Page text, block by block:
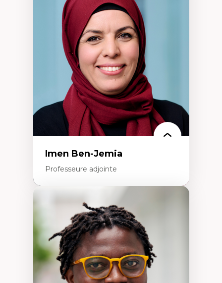
Méthodes de recherche
Acteurs plus qu'humains
Approches socio-écologiques
Conservation de la biodiversité
Collaboration et méthodes participatives
Études des sciences
Relations humain-environnement
Transdisciplinarité
Imen Ben-Jemia
Professeure adjointe
Expertises
Discours sur la ville et représentations
Mosquées, formes et usages au Canada
Reconnaissance et représentations des
communautés immigrantes dans l'espace
urbain
Design architectural et urbain
Patrimoine et patrimonialisation
Études postcoloniales et décolonisation des
savoirs